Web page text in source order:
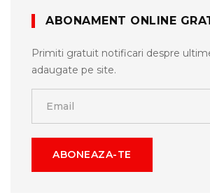
ABONAMENT ONLINE
Primiti gratuit notificari despre
adaugate pe site.
ABONEAZA-TE